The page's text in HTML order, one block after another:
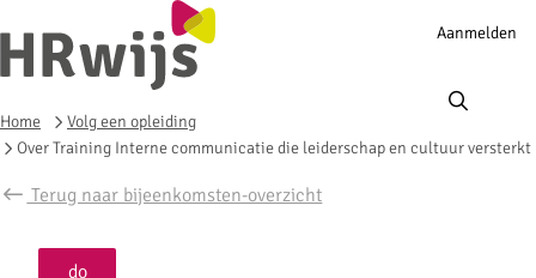
Account
Aanmelden
Home
Volg een opleiding
Over Training Interne communicatie die leiderschap en cultuur versterkt
Terug naar bijeenkomsten-overzicht
do